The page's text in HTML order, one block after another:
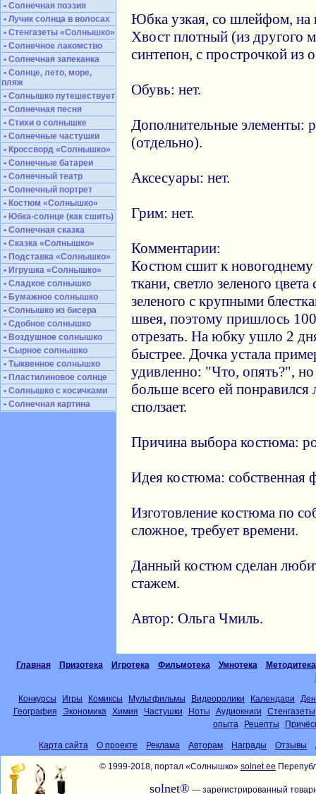
• Солнечная поэзия
• Лучик солнца в волосах
• Стенгазеты «Солнышко»
• Солнечное лакомство
• Солнечная запеканка
• Солнце, лето, море,
пляж
• Солнышко путешествует
• Солнечная песня
• Стихи о солнышке
• Солнечные частушки
• Кроссворд «Солнышко»
• Солнечные батареи
• Солнечный театр
• Солнечный портрет
• Костюм «Солнышко»
• Юбка-солнце (как сшить)
• Солнечная сказка
• Сказка «Солнышко»
• Подставка «Солнышко»
• Игрушка «Солнышко»
• Сладкое солнышко
• Бумажное солнышко
• Солнышко из бисера
• Сдобное солнышко
• Воздушное солнышко
• Сырное солнышко
• Тыквенное солнышко
• Пластилиновое солнце
• Солнышко с косичками
• Солнечная картина
Юбка узкая, со шлейфом, на
Хвост плотный (из другого
синтепон, с прострочкой из
Обувь: нет.
Дополнительные элементы:
(отдельно).
Аксесуары: нет.
Грим: нет.
Комментарии:
Костюм сшит к новогоднему
ткани, светло зеленого
зеленого с крупными
швея, поэтому пришлось
отрезать. На юбку ушло 2
быстрее. Дочка устала
удивленно: "Что, опять?", но
больше всего ей
сползает.
Причина выбора костюма:
Идея костюма: собственная
Изготовление костюма по
сложное, требует времени.
Данный костюм сделан
стажем.
Автор: Ольга Чмиль.
Главная Призотека Игротека Фильмотека Умнотека
Методитека
Конкурсы Игры Комиксы Мультфильмы Видеоролики Календари
География
Экономика Химия Частушки Ноты Аудиокниги
Стенгазеты
опыта
Рецепты
Карта сайта О проекте Реклама Авторам Награды Отзывы
© 1999-2018, портал «Солнышко» solnet.ee
solnet® — зарегистрированный